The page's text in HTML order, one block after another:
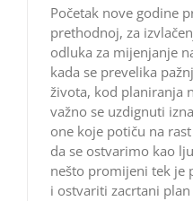
Početak nove godine
prethodnoj, za
odluka za mijenjanje
kada se prevelika
života, kod planiranja
važno se uzdignuti
one koje potiču na
da se ostvarimo kao
nešto promijeni tek je
i ostvariti zacrtani